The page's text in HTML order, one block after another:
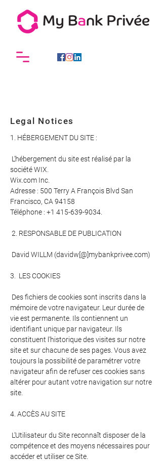
Legal Notices
1. HÉBERGEMENT DU SITE :
L’hébergement du site est réalisé par la
société WIX.
Wix.com Inc.
Adresse : 500 Terry A François Blvd San
Francisco, CA 94158
Téléphone : +1 415-639-9034
2. RESPONSABLE DE PUBLICATION
David WILLM (davidw[@]mybankprivee.com)
3. LES COOKIES
Des fichiers de cookies sont inscrits dans la
mémoire de votre navigateur. Leur durée de
vie est permanente. Ils contiennent un
identifiant unique par navigateur. Ils
constituent l’historique des visites sur notre
site et sur chacune de ses pages. Vous avez
toujours la possibilité de paramétrer votre
navigateur afin de refuser ces cookies sans
altérer pour autant votre navigation sur notre
site.
4. ACCÈS AU SITE
L’Utilisateur du Site reconnaît disposer de la
compétence et des moyens nécessaires pour
accéder et utiliser ce Site.